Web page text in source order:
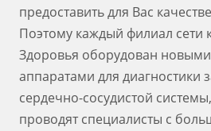
предоставить для Вас
Поэтому каждый филиал сети
Здоровья оборудован
аппаратами для диагностики
сердечно-сосудистой
проводят специалисты с